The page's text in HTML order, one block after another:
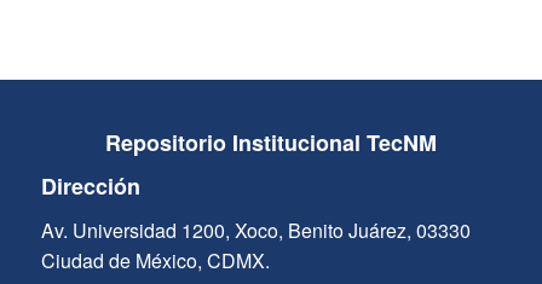
Repositorio Institucional TecNM
Dirección
Av. Universidad 1200, Xoco, Benito Juárez, 03330
Ciudad de México, CDMX.